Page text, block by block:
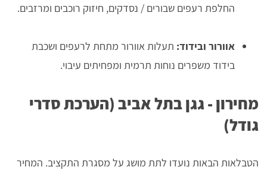
החלפת רעפים שבורים / נסדקים, חיזוק רוכבים ומרזבים.
אוורור ובידוד: תעלות אוורור מתחת לרעפים ושכבת
בידוד משפרים נוחות תרמית ומפחיתים עיבוי.
מחירון - גגן בתל אביב (הערכת סדרי
גודל)
הטבלאות הבאות נועדו לתת מושג על מסגרת התקציב. המחיר